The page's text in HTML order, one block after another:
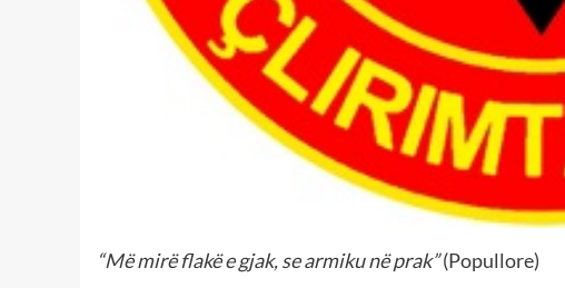
“Më mirë flakë e gjak, se armiku në prak”(Popullore)